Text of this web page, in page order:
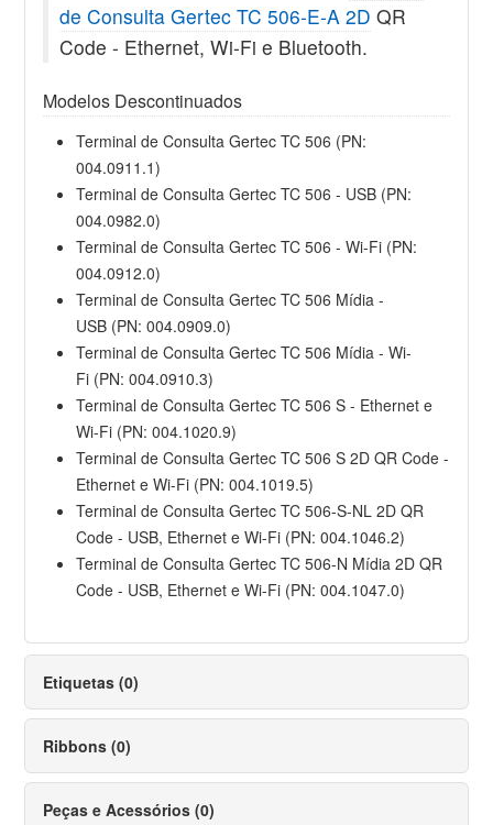
de Consulta Gertec TC 506-E-A 2D QR
Code - Ethernet, Wi-Fi e Bluetooth.
Modelos Descontinuados
Terminal de Consulta Gertec TC 506 (PN:
004.0911.1)
Terminal de Consulta Gertec TC 506 - USB (PN:
004.0982.0)
Terminal de Consulta Gertec TC 506 - Wi-Fi (PN:
004.0912.0)
Terminal de Consulta Gertec TC 506 Mídia -
USB (PN: 004.0909.0)
Terminal de Consulta Gertec TC 506 Mídia - Wi-
Fi (PN: 004.0910.3)
Terminal de Consulta Gertec TC 506 S - Ethernet e
Wi-Fi (PN: 004.1020.9)
Terminal de Consulta Gertec TC 506 S 2D QR Code -
Ethernet e Wi-Fi (PN: 004.1019.5)
Terminal de Consulta Gertec TC 506-S-NL 2D QR
Code - USB, Ethernet e Wi-Fi (PN: 004.1046.2)
Terminal de Consulta Gertec TC 506-N Mídia 2D QR
Code - USB, Ethernet e Wi-Fi (PN: 004.1047.0)
Etiquetas (0)
Ribbons (0)
Peças e Acessórios (0)